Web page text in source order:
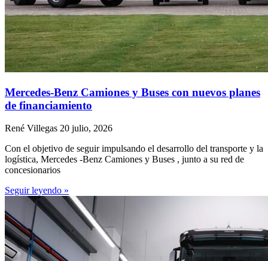
Mercedes-Benz Camiones y Buses con nuevos planes
de financiamiento
René Villegas 20 julio, 2026
Con el objetivo de seguir impulsando el desarrollo del transporte y la
logística, Mercedes -Benz Camiones y Buses , junto a su red de
concesionarios
Seguir leyendo »